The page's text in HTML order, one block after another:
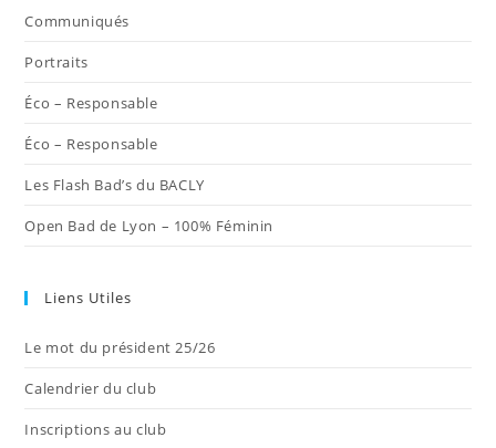
nouvel
nouvel
Communiqués
Portraits
Éco – Responsable
Éco – Responsable
Les Flash Bad’s du BACLY
Open Bad de Lyon – 100% Féminin
Liens Utiles
Le mot du président 25/26
Calendrier du club
Inscriptions au club